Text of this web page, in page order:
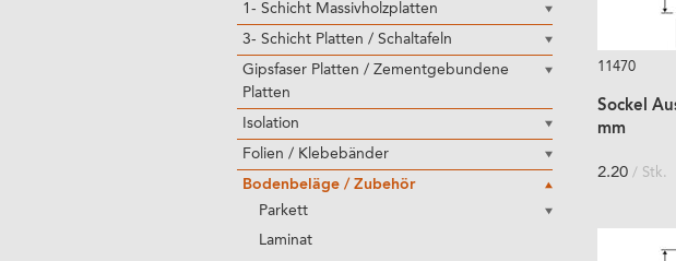
1- Schicht Massivholzplatten
3- Schicht Platten / Schaltafeln
Gipsfaser Platten / Zementgebundene
Platten
Isolation
Folien / Klebebänder
Bodenbeläge / Zubehör
Parkett
Laminat
11470
Sockel
mm
2.20 / Stk.